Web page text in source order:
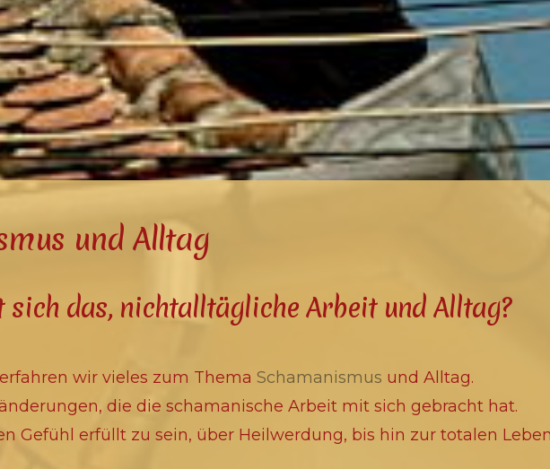
und Alltag
das, nichtalltägliche Arbeit und Alltag?
wir vieles zum Thema Schamanismus und Alltag.
die die schamanische Arbeit mit sich gebracht hat.
Gefühl erfüllt zu sein, über Heilwerdung, bis hin zur totalen